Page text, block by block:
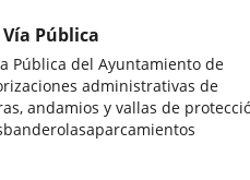
Pública
Pública del Ayuntamiento de
administrativas de
andamios y vallas de